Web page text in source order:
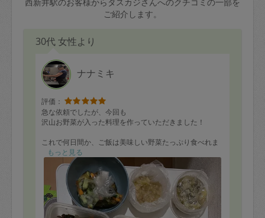
ご紹介します。
30代 女性より
ナナミキ
評価：
急な依頼でしたが、今回も
沢山お野菜が入った料理を作っていただきました！
これで何日間か、ご飯は美味しい野菜たっぷり食べれま
す✨☺️
美味しくて感動しています。
家族皆で健康に過ごせそうですー！
ナナミキさんがいて料理作っていただき本当に助かって
おります‼︎
いつもありがとうございます♪
もっと見る